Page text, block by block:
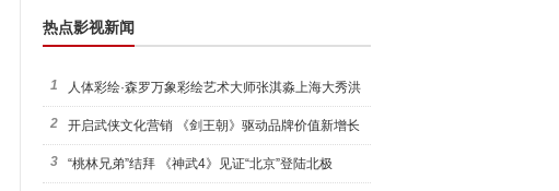
热点影视新闻
1 人体彩绘·森罗万象彩绘艺术大师张淇淼上海大秀洪
荒宇宙
2 开启武侠文化营销 《剑王朝》驱动品牌价值新增长
3 “桃林兄弟”结拜 《神武4》见证“北京”登陆北极